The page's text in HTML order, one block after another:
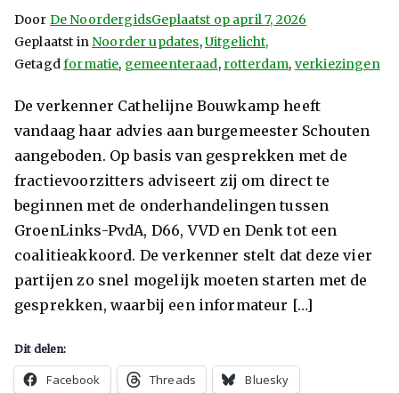
Door De NoordergidsGeplaatst op april 7, 2026
Geplaatst in Noorder updates,Uitgelicht,
Getagdformatie, gemeenteraad, rotterdam, verkiezingen
De verkenner Cathelijne Bouwkamp heeft
vandaag haar advies aan burgemeester Schouten
aangeboden. Op basis van gesprekken met de
fractievoorzitters adviseert zij om direct te
beginnen met de onderhandelingen tussen
GroenLinks-PvdA, D66, VVD en Denk tot een
coalitieakkoord. De verkenner stelt dat deze vier
partijen zo snel mogelijk moeten starten met de
gesprekken, waarbij een informateur […]
Dit delen:
Facebook Threads Bluesky